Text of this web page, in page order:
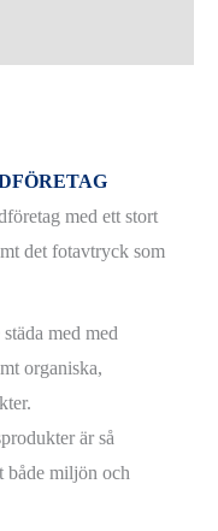
med ett stort
det fotavtryck som
med med
organiska,
är så
både miljön och